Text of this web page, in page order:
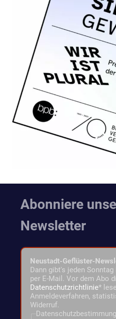
Abonniere
Newsletter
Neustadt-Geflüster-
Dann gibt's jeden
per E-Mail. Vor dem Abo
Datenschutzrichtlinie*
Anmeldeverfahren,
Widerruf.